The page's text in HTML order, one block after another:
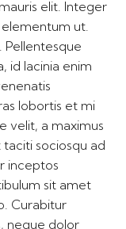
elit. Integer
ut.
Pellentesque
id lacinia enim
lobortis et mi
velit, a maximus
sociosqu ad
inceptos
sit amet
Curabitur
neque dolor